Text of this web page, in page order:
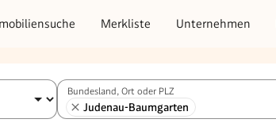
Merkliste Unternehmen
Bundesland, Ort oder PLZ
Judenau-Baumgarten